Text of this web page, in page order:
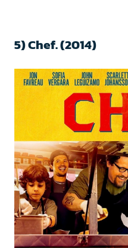
5) Chef. (2014)